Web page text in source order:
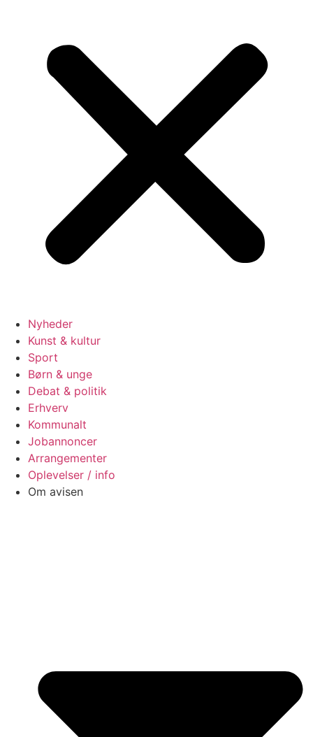
Nyheder
Kunst & kultur
Sport
Børn & unge
Debat & politik
Erhverv
Kommunalt
Jobannoncer
Arrangementer
Oplevelser / info
Om avisen